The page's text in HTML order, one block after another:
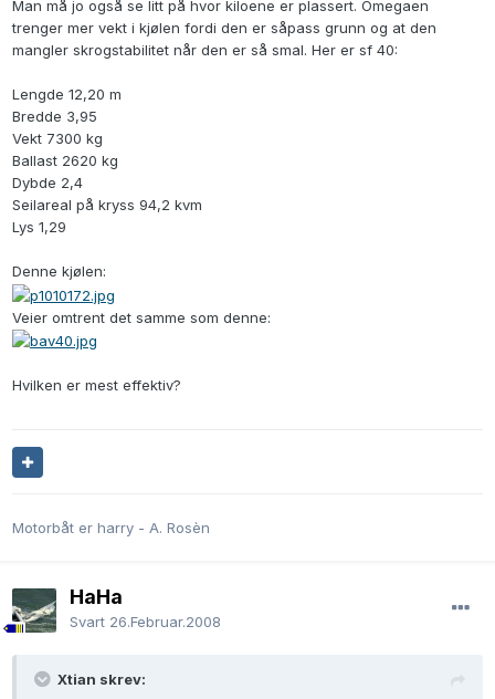
Man må jo også se litt på hvor kiloene er plassert. Omegaen
trenger mer vekt i kjølen fordi den er såpass grunn og at den
mangler skrogstabilitet når den er så smal. Her er sf 40:
Lengde 12,20 m
Bredde 3,95
Vekt 7300 kg
Ballast 2620 kg
Dybde 2,4
Seilareal på kryss 94,2 kvm
Lys 1,29
Denne kjølen:
Veier omtrent det samme som denne:
Hvilken er mest effektiv?
Motorbåt er harry - A. Rosèn
HaHa
Svart 26.Februar.2008
Xtian skrev: